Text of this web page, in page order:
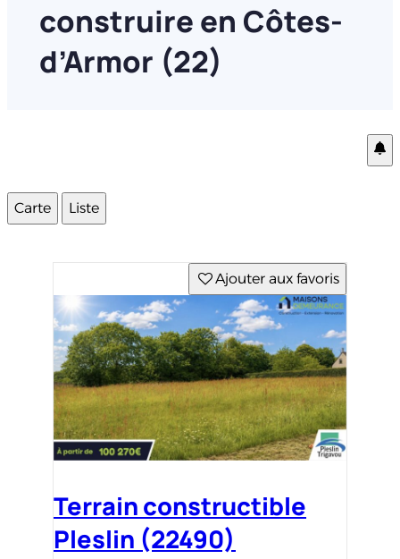
construire en Côtes-
d’Armor (22)
Carte Liste
Ajouter aux favoris
Terrain constructible
Pleslin (22490)